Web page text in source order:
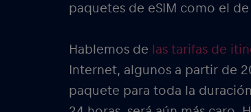
paquetes de eSIM como el de
Hablemos de las tarifas de
Internet, algunos a partir de
paquete para toda la